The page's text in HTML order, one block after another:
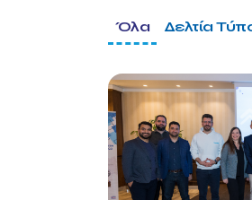
Όλα Δελτία